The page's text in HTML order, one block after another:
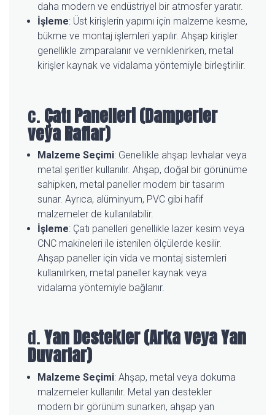
daha modern ve endüstriyel bir atmosfer yaratır.
İşleme: Üst kirişlerin yapımı için malzeme kesme,
bükme ve montaj işlemleri yapılır. Ahşap kirişler
genellikle zımparalanır ve verniklenirken, metal
kirişler kaynak ve vidalama yöntemiyle birleştirilir.
c.Çatı Panelleri (Damperler
veya Raflar)
Malzeme Seçimi: Genellikle ahşap levhalar veya
metal şeritler kullanılır. Ahşap, doğal bir görünüme
sahipken, metal paneller modern bir tasarım
sunar. Ayrıca, alüminyum, PVC gibi hafif
malzemeler de kullanılabilir.
İşleme: Çatı panelleri genellikle lazer kesim veya
CNC makineleri ile istenilen ölçülerde kesilir.
Ahşap paneller için vida ve montaj sistemleri
kullanılırken, metal paneller kaynak veya
vidalama yöntemiyle bağlanır.
d.Yan Destekler (Arka veya Yan
Duvarlar)
Malzeme Seçimi: Ahşap, metal veya dokuma
malzemeler kullanılır. Metal yan destekler
modern bir görünüm sunarken, ahşap yan